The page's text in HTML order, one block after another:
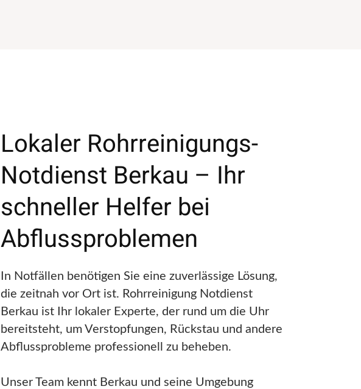
Lokaler Rohrreinigungs-
Notdienst Berkau – Ihr
schneller Helfer bei
Abflussproblemen
In Notfällen benötigen Sie eine zuverlässige Lösung,
die zeitnah vor Ort ist. Rohrreinigung Notdienst
Berkau ist Ihr lokaler Experte, der rund um die Uhr
bereitsteht, um Verstopfungen, Rückstau und andere
Abflussprobleme professionell zu beheben.
Unser Team kennt Berkau und seine Umgebung